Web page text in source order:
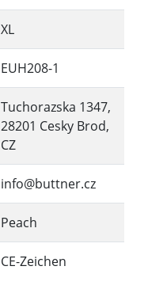
XL
EUH208-1
Tuchorazska 1347,
28201 Cesky Brod,
CZ
info@buttner.cz
Peach
CE-Zeichen